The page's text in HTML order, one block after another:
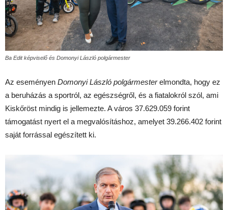
Ba Edit képviselő és Domonyi László polgármester
Az eseményen Domonyi László polgármesterelmondta, hogy ez
a beruházás a sportról, az egészségről, és a fiatalokról szól, ami
Kiskőröst mindig is jellemezte. A város 37.629.059 forint
támogatást nyert el a megvalósításhoz, amelyet 39.266.402 forint
saját forrással egészített ki.